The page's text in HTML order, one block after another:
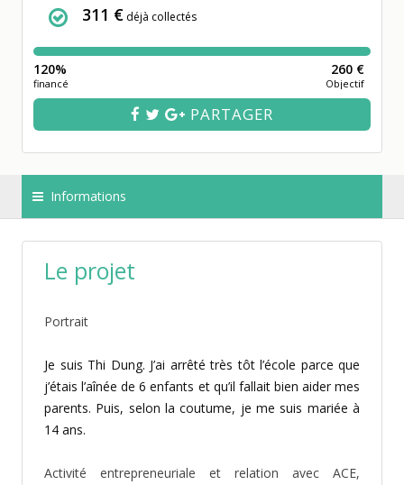
311 € déjà collectés
120%
financé
260 €
Objectif
PARTAGER
Informations
Le projet
Portrait
Je suis Thi Dung. J’ai arrêté très tôt l’école parce que
j’étais l’aînée de 6 enfants et qu’il fallait bien aider mes
parents. Puis, selon la coutume, je me suis mariée à
14 ans.
Activité entrepreneuriale et relation avec ACE,